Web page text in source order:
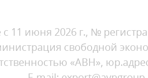
с 11 июня 2026 г., №
свободной
«АВН»,